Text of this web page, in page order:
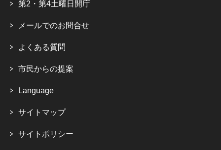
第2・第4土曜日開庁
メールでのお問合せ
よくある質問
市民からの提案
Language
サイトマップ
サイトポリシー